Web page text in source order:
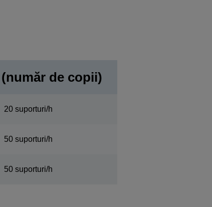
de copii)
20 suporturi/h
50 suporturi/h
50 suporturi/h